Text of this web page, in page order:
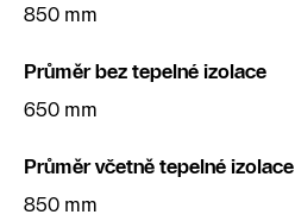
850 mm
Průměr bez tepelné izolace
650 mm
Průměr včetně tepelné izolace
850 mm